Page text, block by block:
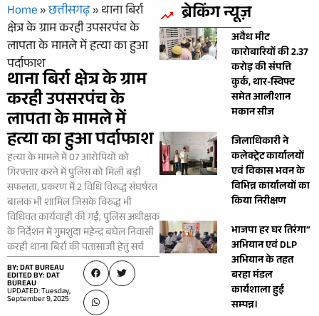
Home»छत्तीसगढ़»थाना बिर्रा
क्षेत्र के ग्राम करही उपसरपंच के
लापता के मामले में हत्या का हुआ
पर्दाफाश
थाना बिर्रा क्षेत्र के ग्राम
करही उपसरपंच के
लापता के मामले में
हत्या का हुआ पर्दाफाश
हत्या के मामले में 07 आरोपियों को
गिरफ्तार करने में पुलिस को मिली बड़ी
सफलता, प्रकरण में 2 विधि विरुद्ध संघर्षरत
बालक भी शामिल जिसके विरुद्ध भी
विधिवत कार्यवाही की गई, पुलिस अधीक्षक
के निर्देशन में गुमशुदा महेन्द्र बघेल निवासी
करही थाना बिर्रा की पतासाजी हेतु सर्च
BY: DAT BUREAU
EDITED BY: DAT
BUREAU
UPDATED: Tuesday,
September 9, 2025
ब्रेकिंग न्यूज़
अवैध मीट
कारोबारियों की 2.37
करोड़ की संपत्ति
कुर्क, थार-स्विफ्ट
समेत आलीशान
मकान सीज
जिलाधिकारी ने
कलेक्ट्रेट कार्यालयों
एवं विकास भवन के
विभिन्न कार्यालयों का
किया निरीक्षण
भाजपा हर घर तिरंगा”
अभियान एवं DLP
अभियान के तहत
बरहा मंडल
कार्यशाला हुई
सम्पन्न।